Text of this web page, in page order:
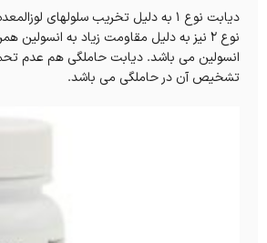
دیابت نوع 1 به دلیل تخریب سلولهای
نوع 2 نیز به دلیل مقاومت زیاد به انسولین
انسولین می باشد. دیابت حاملگی هم عدم
تشخیص آن در حاملگی می باشد.